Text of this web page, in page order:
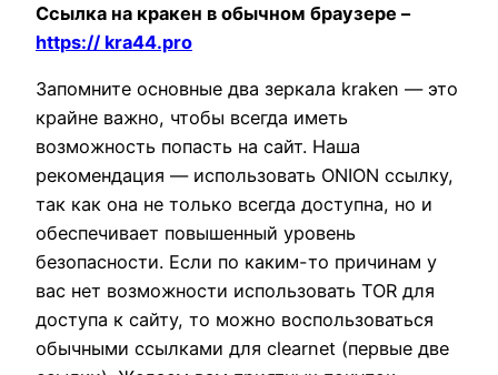
Ссылка на кракен в обычном браузере –
https:// kra44.pro
Запомните основные два зеркала kraken — это
крайне важно, чтобы всегда иметь
возможность попасть на сайт. Наша
рекомендация — использовать ONION ссылку,
так как она не только всегда доступна, но и
обеспечивает повышенный уровень
безопасности. Если по каким-то причинам у
вас нет возможности использовать TOR для
доступа к сайту, то можно воспользоваться
обычными ссылками для clearnet (первые две